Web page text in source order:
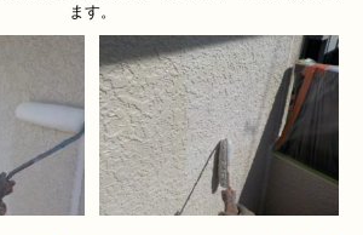
ます。